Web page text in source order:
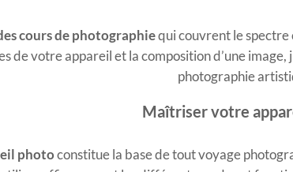
cours de photographiequi couvrent le spectre
de votre appareil et la composition d’une
photographie
Maîtriser votre
photo constitue la base de tout voyage